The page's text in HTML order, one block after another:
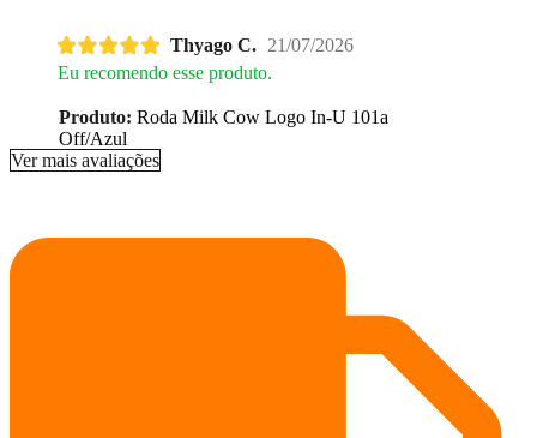
Thyago C. 21/07/2026
Eu recomendo esse produto.
Produto: Roda Milk Cow Logo In-U 101a
Off/Azul
Ver mais avaliações